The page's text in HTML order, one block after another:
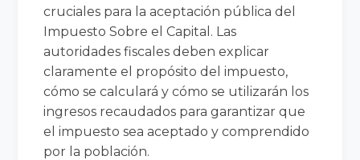
cruciales para la aceptación pública del
Impuesto Sobre el Capital. Las
autoridades fiscales deben explicar
claramente el propósito del impuesto,
cómo se calculará y cómo se utilizarán los
ingresos recaudados para garantizar que
el impuesto sea aceptado y comprendido
por la población.